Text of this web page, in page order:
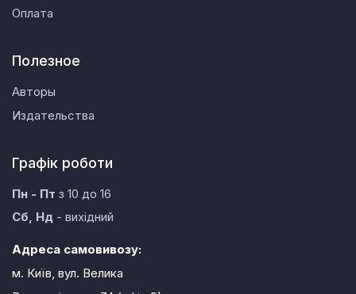
Оплата
Полезное
Авторы
Издательства
Графік роботи
Пн - Пт з 10 до 16
Сб, Нд - вихідний
Адреса самовивозу:
м. Київ, вул. Велика